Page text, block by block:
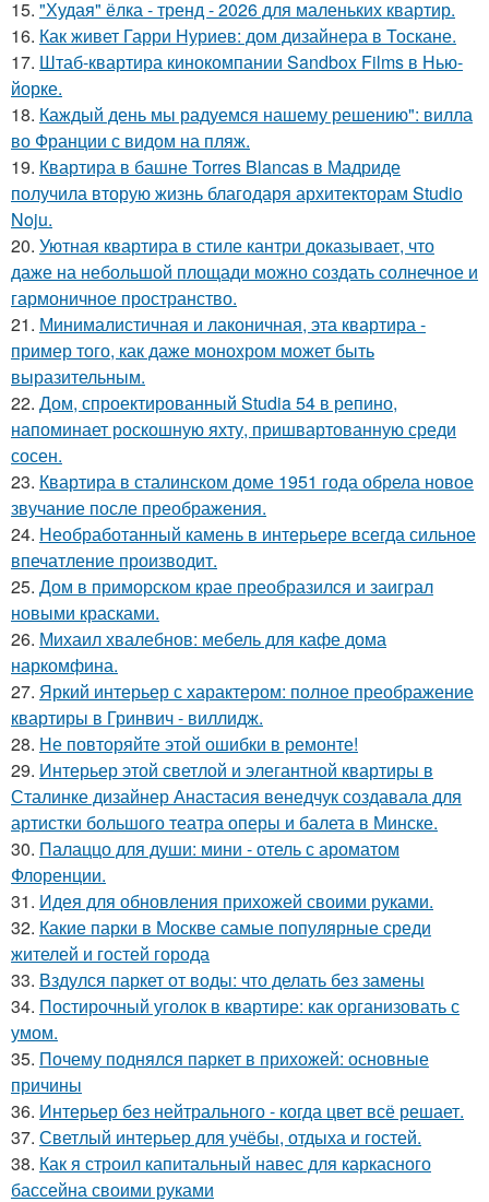
15. "Худая" ёлка - тренд - 2026 для маленьких квартир.
16. Как живет Гарри Нуриев: дом дизайнера в Тоскане.
17. Штаб-квартира кинокомпании Sandbox Films в Нью-
йорке.
18. Каждый день мы радуемся нашему решению": вилла
во Франции с видом на пляж.
19. Квартира в башне Torres Blancas в Мадриде
получила вторую жизнь благодаря архитекторам Studio
Noju.
20. Уютная квартира в стиле кантри доказывает, что
даже на небольшой площади можно создать солнечное и
гармоничное пространство.
21. Минималистичная и лаконичная, эта квартира -
пример того, как даже монохром может быть
выразительным.
22. Дом, спроектированный Studia 54 в репино,
напоминает роскошную яхту, пришвартованную среди
сосен.
23. Квартира в сталинском доме 1951 года обрела новое
звучание после преображения.
24. Необработанный камень в интерьере всегда сильное
впечатление производит.
25. Дом в приморском крае преобразился и заиграл
новыми красками.
26. Михаил хвалебнов: мебель для кафе дома
наркомфина.
27. Яркий интерьер с характером: полное преображение
квартиры в Гринвич - виллидж.
28. Не повторяйте этой ошибки в ремонте!
29. Интерьер этой светлой и элегантной квартиры в
Сталинке дизайнер Анастасия венедчук создавала для
артистки большого театра оперы и балета в Минске.
30. Палаццо для души: мини - отель с ароматом
Флоренции.
31. Идея для обновления прихожей своими руками.
32. Какие парки в Москве самые популярные среди
жителей и гостей города
33. Вздулся паркет от воды: что делать без замены
34. Постирочный уголок в квартире: как организовать с
умом.
35. Почему поднялся паркет в прихожей: основные
причины
36. Интерьер без нейтрального - когда цвет всё решает.
37. Светлый интерьер для учёбы, отдыха и гостей.
38. Как я строил капитальный навес для каркасного
бассейна своими руками